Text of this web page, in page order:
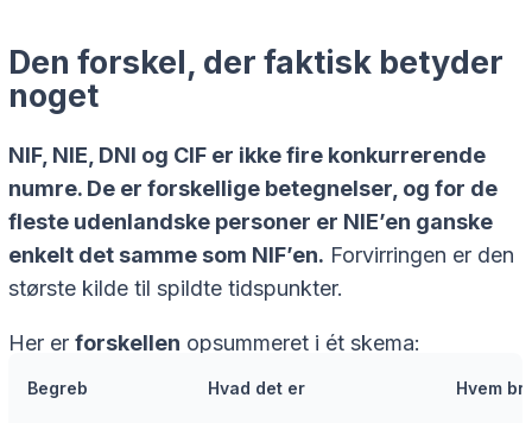
Den forskel, der faktisk betyder
noget
NIF, NIE, DNI og CIF er ikke fire konkurrerende
numre. De er forskellige betegnelser, og for de
fleste udenlandske personer er NIE’en ganske
enkelt det samme som NIF’en. Forvirringen er den
største kilde til spildte tidspunkter.
Her er forskellen opsummeret i ét skema:
Begreb Hvad det er Hvem